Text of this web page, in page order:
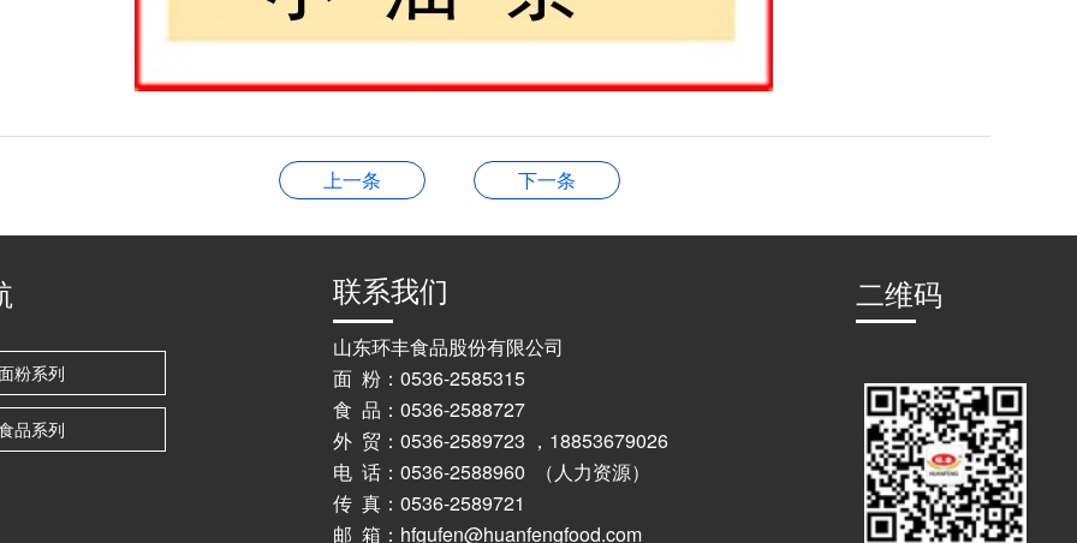
上一条 下一条
粉系列
品系列
联系我们
山东环丰食品股份有限公司
面 粉：0536-2585315
食 品：0536-2588727
外 贸：0536-2589723 ，18853679026
电 话：0536-2588960 （人力资源）
传 真：0536-2589721
邮 箱：hfgufen@huanfengfood.com
二维码